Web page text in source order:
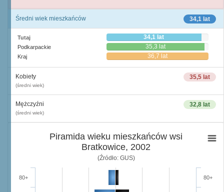
34,1 lat
Średni wiek mieszkańców
Tutaj 34,1 lat
Podkarpackie 35,3 lat
Kraj 36,7 lat
35,5 lat
Kobiety
(średni wiek)
32,8 lat
Mężczyźni
(średni wiek)
Piramida wieku mieszkańców wsi
Bratkowice, 2002
(Źródło: GUS)
80+ 80+